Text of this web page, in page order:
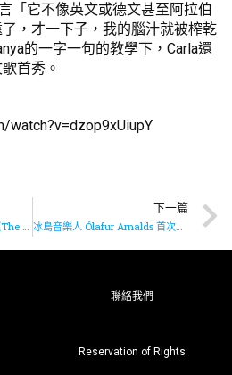
「它不像英文或德文甚至阿拉伯
，才一下子，我的腦汁就被榨乾
的一字一句的教學下，Carla還
首秀。
watch?v=dzop9xUiupY
X Ambassadors 全新專輯《The Beautiful Liar》現已推出
下一篇
冰島音樂人 Ólafur Arnalds 首次推出單曲《Tree》
聯絡我們
Reservation of Rights